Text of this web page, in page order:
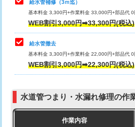
マス交換（土の掘削・埋め戻し作業）
マス交換（深さ50㎝未満）
マス交換（深さ50㎝以上）
コンクリート斫り（厚さ10㎝まで）
止水・漏水調査・防水処理・清掃・修
理・調整・分解・加工など（重作業）
その他部品の脱着
交換・取付（タンク）
式）)
式・ワンホール）)
給水管補修（3ｍ迄）
基本料金 3,300円+作業料金 33,000円+部品代
WEB割引3,000円➡33,300円(税込)
給水管撤去
基本料金 3,300円+作業料金 22,000円+部品代
WEB割引3,000円➡22,300円(税込)
水道管つまり・水漏れ修理の作
作業内容